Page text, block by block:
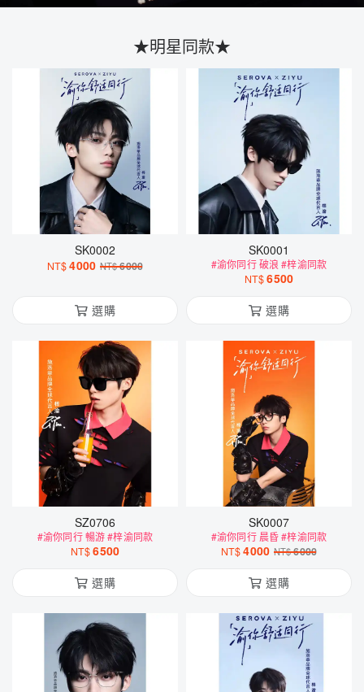
SK0002
NT$4000 NT$ 6000
選購
SK0001
#渝你同行 破浪 #梓渝同款
NT$6500
選購
SZ0706
#渝你同行 暢游 #梓渝同款
NT$
選購
SK0007
#渝你同行 晨昏 #梓渝同款
NT$4000 NT$6000
選購